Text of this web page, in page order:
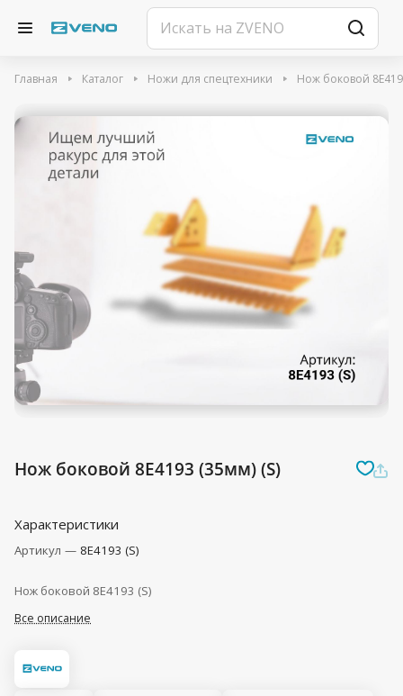
Главная Каталог Ножи для спецтехники Нож боковой
Нож боковой 8E4193 (35мм) (S)
Характеристики
Артикул — 8E4193 (S)
Нож боковой 8E4193 (S)
Все описание